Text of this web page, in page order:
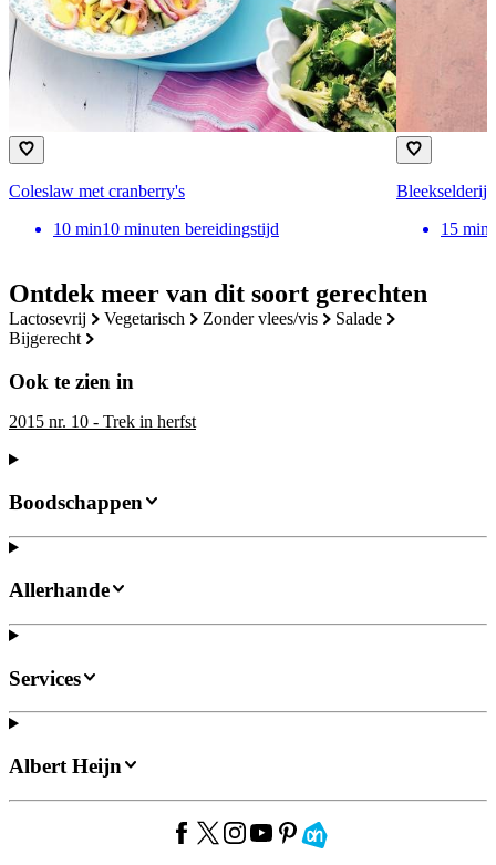
Ontdek meer van dit soort gerechten
lactosevrij vegetarisch zonder vlees/vis
salade
bijgerecht
Ook te zien in
2015 nr. 10 - Trek in herfst
Coleslaw met cranberry's
10 min10 minuten bereidingstijd
Bleekselderij
15 min
Boodschappen
Allerhande
Services
Albert Heijn